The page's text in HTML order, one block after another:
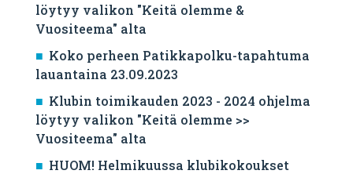
löytyy valikon "Keitä olemme &
Vuositeema" alta
Koko perheen Patikkapolku-tapahtuma
lauantaina 23.09.2023
Klubin toimikauden 2023 - 2024 ohjelma
löytyy valikon "Keitä olemme >>
Vuositeema" alta
HUOM! Helmikuussa klubikokoukset